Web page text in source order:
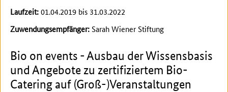
Laufzeit:01.04.2019 bis 31.03.2022
Zuwendungsempfänger:Sarah Wiener Stiftung
Bio on events - Ausbau der Wissensbasis
und Angebote zu zertifiziertem Bio-
Catering auf (Groß-)Veranstaltungen